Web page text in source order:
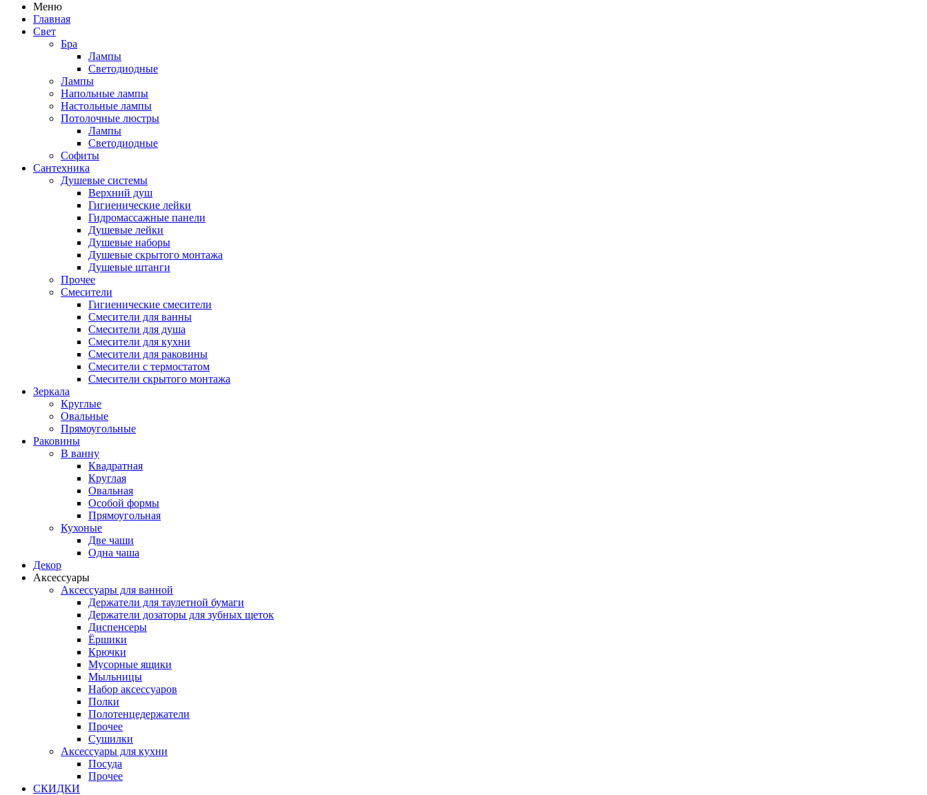
Меню
Главная
Свет
Бра
Лампы
Светодиодные
Лампы
Напольные лампы
Настольные лампы
Потолочные люстры
Лампы
Светодиодные
Софиты
Сантехника
Душевые системы
Верхний душ
Гигиенические лейки
Гидромассажные панели
Душевые лейки
Душевые наборы
Душевые скрытого монтажа
Душевые штанги
Прочее
Смесители
Гигиенические смесители
Смесители для ванны
Смесители для душа
Смесители для кухни
Смесители для раковины
Смесители с термостатом
Смесители скрытого монтажа
Зеркала
Круглые
Овальные
Прямоугольные
Раковины
В ванну
Квадратная
Круглая
Овальная
Особой формы
Прямоугольная
Кухоные
Две чаши
Одна чаша
Декор
Аксессуары
Аксессуары для ванной
Держатели для таулетной бумаги
Держатели дозаторы для зубных щеток
Диспенсеры
Ёршики
Крючки
Мусорные ящики
Мыльницы
Набор аксессуаров
Полки
Полотенцедержатели
Прочее
Сушилки
Аксессуары для кухни
Посуда
Прочее
СКИДКИ